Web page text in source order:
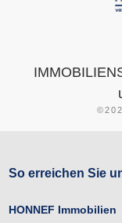
©
So erreichen Sie
HONNEF Immobilien